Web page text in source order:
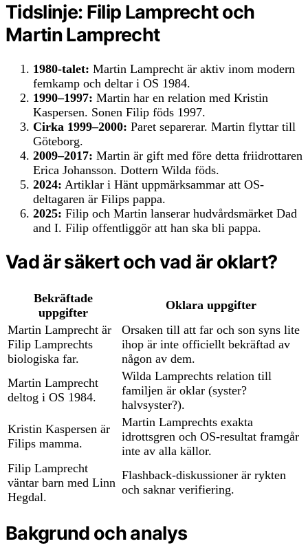
Tidslinje: Filip Lamprecht och
Martin Lamprecht
1980-talet: Martin Lamprecht är aktiv inom modern
femkamp och deltar i OS 1984.
1990–1997: Martin har en relation med Kristin
Kaspersen. Sonen Filip föds 1997.
Cirka 1999–2000: Paret separerar. Martin flyttar till
Göteborg.
2009–2017: Martin är gift med före detta friidrottaren
Erica Johansson. Dottern Wilda föds.
2024: Artiklar i Hänt uppmärksammar att OS-
deltagaren är Filips pappa.
2025: Filip och Martin lanserar hudvårdsmärket Dad
and I. Filip offentliggör att han ska bli pappa.
Vad är säkert och vad är oklart?
Bekräftade
uppgifter
Oklara uppgifter
Martin Lamprecht är
Filip Lamprechts
biologiska far.
Orsaken till att far och son syns lite
ihop är inte officiellt bekräftad av
någon av dem.
Martin Lamprecht
deltog i OS 1984.
Wilda Lamprechts relation till
familjen är oklar (syster?
halvsyster?).
Kristin Kaspersen är
Filips mamma.
Martin Lamprechts exakta
idrottsgren och OS-resultat framgår
inte av alla källor.
Filip Lamprecht
väntar barn med Linn
Hegdal.
Flashback-diskussioner är rykten
och saknar verifiering.
Bakgrund och analys